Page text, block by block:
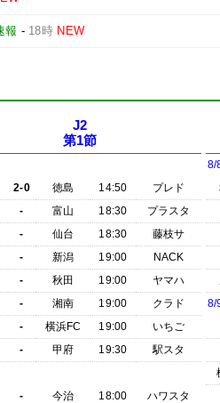
報 - 18時 NEW
J2
第1節
2-0 徳島 14:50
プレド
- 富山 18:30
プラスタ
- 仙台 18:30
藤枝サ
- 新潟 19:00
NACK
- 秋田 19:00
ヤマハ
- 湘南 19:00
クラド
- 横浜FC 19:00
いちご
- 甲府 19:30
駅スタ
- 今治 18:00
ハワスタ
8/
8/